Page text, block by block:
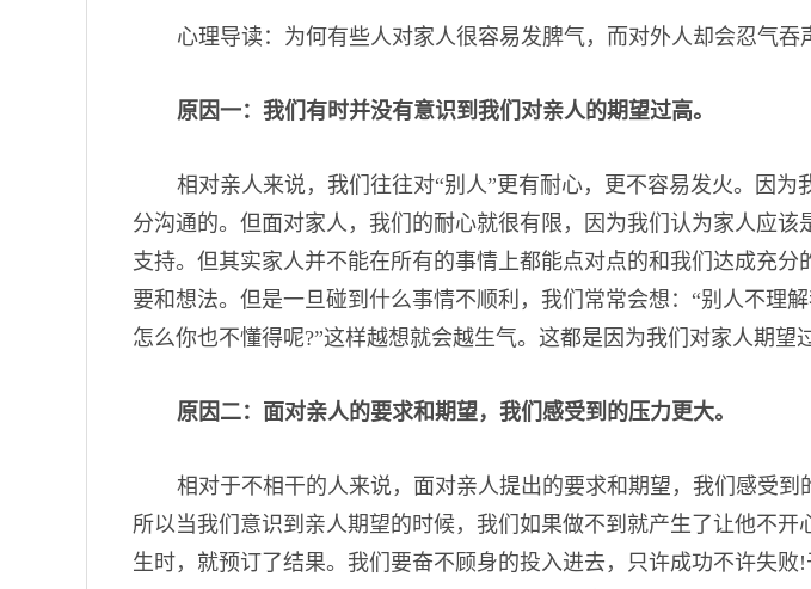
心理导读：为何有些人对家人很容易发脾气，而对外人却会忍气
原因一：我们有时并没有意识到我们对亲人的期望过高。
相对亲人来说，我们往往对“别人”更有耐心，更不容易发火。因
分沟通的。但面对家人，我们的耐心就很有限，因为我们认为家人应
支持。但其实家人并不能在所有的事情上都能点对点的和我们达成充
要和想法。但是一旦碰到什么事情不顺利，我们常常会想：“别人不理
怎么你也不懂得呢?”这样越想就会越生气。这都是因为我们对家人期望
原因二：面对亲人的要求和期望，我们感受到的压力更大。
相对于不相干的人来说，面对亲人提出的要求和期望，我们感受
所以当我们意识到亲人期望的时候，我们如果做不到就产生了让他不
生时，就预订了结果。我们要奋不顾身的投入进去，只许成功不许失